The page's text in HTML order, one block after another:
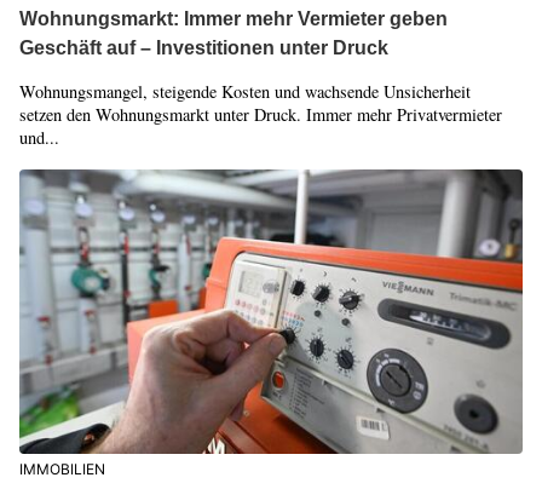
Wohnungsmarkt: Immer mehr Vermieter geben
Geschäft auf – Investitionen unter Druck
Wohnungsmangel, steigende Kosten und wachsende Unsicherheit
setzen den Wohnungsmarkt unter Druck. Immer mehr Privatvermieter
und...
IMMOBILIEN